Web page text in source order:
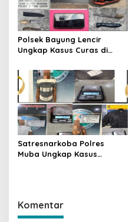
Polsek Bayung Lencir
Ungkap Kasus Curas di
Satu Pelaku Ditangkap Dua
Masih Diburu
Satresnarkoba Polres
Muba Ungkap Kasus
Komentar